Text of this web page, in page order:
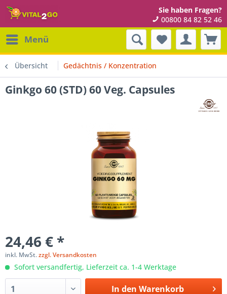
Sie haben Fragen?
00800 84 82 52 46
Menü
Übersicht Gedächtnis / Konzentration
Ginkgo 60 (STD) 60 Veg. Capsules
24,46 € *
inkl. MwSt.zzgl. Versandkosten
Sofort versandfertig, Lieferzeit ca. 1-4 Werktage
In den Warenkorb